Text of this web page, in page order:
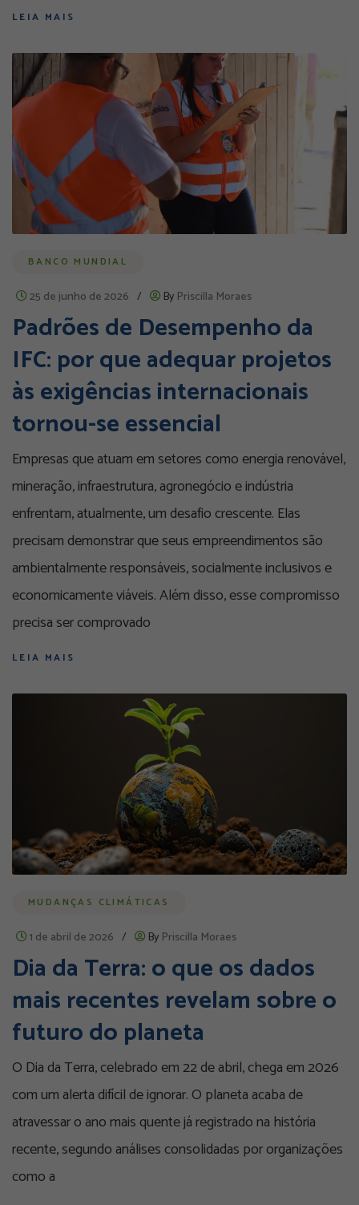
LEIA MAIS
BANCO MUNDIAL
25 de junho de 2026 / By Priscilla Moraes
Padrões de Desempenho da
IFC: por que adequar projetos
às exigências internacionais
tornou-se essencial
Empresas que atuam em setores como energia renovável,
mineração, infraestrutura, agronegócio e indústria
enfrentam, atualmente, um desafio crescente. Elas
precisam demonstrar que seus empreendimentos são
ambientalmente responsáveis, socialmente inclusivos e
economicamente viáveis. Além disso, esse compromisso
precisa ser comprovado
LEIA MAIS
MUDANÇAS CLIMÁTICAS
1 de abril de 2026 / By Priscilla Moraes
Dia da Terra: o que os dados
mais recentes revelam sobre o
futuro do planeta
O Dia da Terra, celebrado em 22 de abril, chega em 2026
com um alerta difícil de ignorar. O planeta acaba de
atravessar o ano mais quente já registrado na história
recente, segundo análises consolidadas por organizações
como a